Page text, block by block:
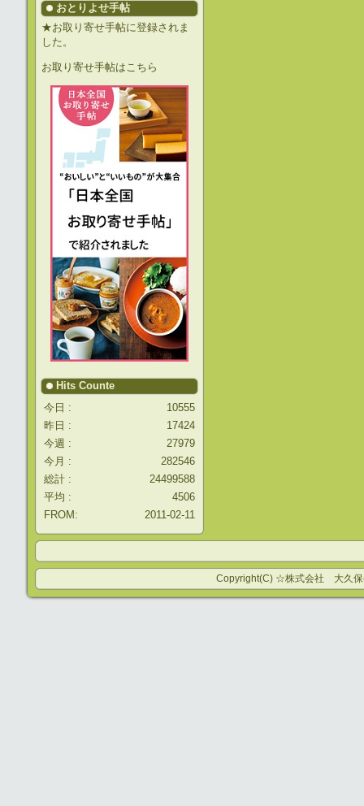
おとりよせ手帖
★お取り寄せ手帖に登録されま
した。
お取り寄せ手帖はこちら
Hits Counte
今日 :
10555
昨日 :
17424
今週 :
27979
今月 :
282546
総計 :
24499588
平均 :
4506
FROM:
2011-02-11
Copyright(C) ☆株式会社 大久